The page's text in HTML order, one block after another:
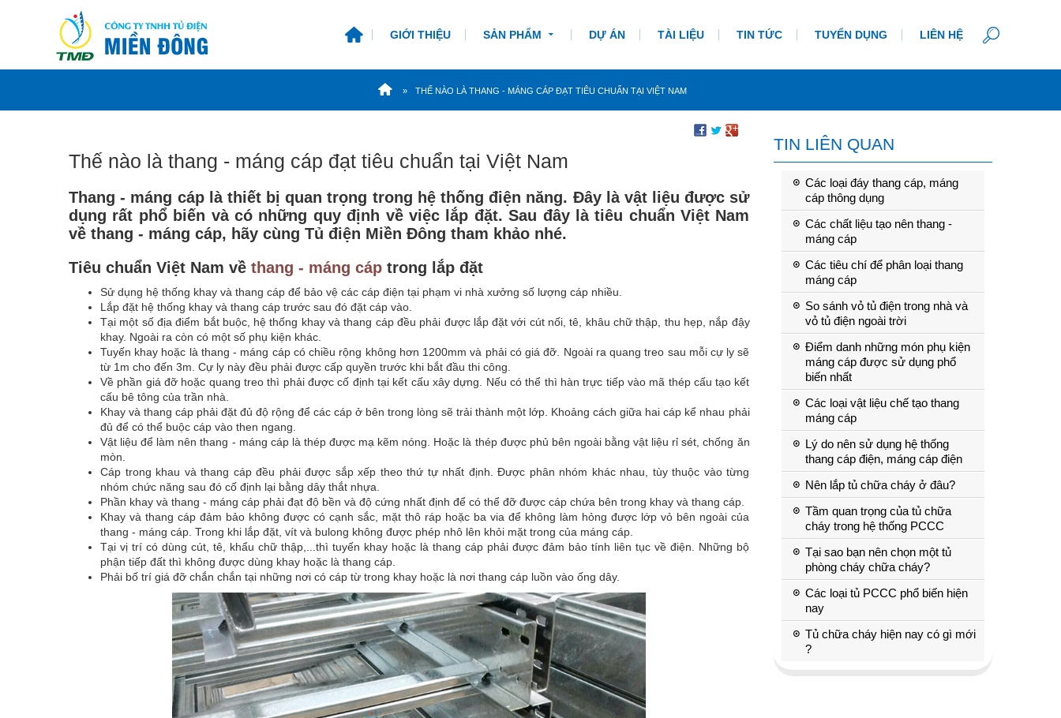
GIỚI THIỆU SẢN PHẨM DỰ ÁN TÀI LIỆU TIN TỨC TUYỂN DỤNG LIÊN HỆ
THẾ NÀO LÀ THANG - MÁNG CÁP ĐẠT TIÊU CHUẨN TẠI VIỆT NAM
Thế nào là thang - máng cáp đạt tiêu chuẩn tại Việt Nam
Thang - máng cáp là thiết bị quan trọng trong hệ thống điện năng. Đây là vật liệu được sử
dụng rất phổ biến và có những quy định về việc lắp đặt. Sau đây là tiêu chuẩn Việt Nam
về thang - máng cáp, hãy cùng Tủ điện Miền Đông tham khảo nhé.
Tiêu chuẩn Việt Nam về thang - máng cáp trong lắp đặt
Sử dụng hệ thống khay và thang cáp để bảo vệ các cáp điện tại phạm vi nhà xưởng số lượng cáp nhiều.
Lắp đặt hệ thống khay và thang cáp trước sau đó đặt cáp vào.
Tại một số địa điểm bắt buộc, hệ thống khay và thang cáp đều phải được lắp đặt với cút nối, tê, khâu chữ thập, thu hẹp, nắp đậy
khay. Ngoài ra còn có một số phụ kiện khác.
Tuyến khay hoặc là thang - máng cáp có chiều rộng không hơn 1200mm và phải có giá đỡ. Ngoài ra quang treo sau mỗi cự ly sẽ
từ 1m cho đến 3m. Cự ly này đều phải được cấp quyền trước khi bắt đầu thi công.
Về phần giá đỡ hoặc quang treo thì phải được cố định tại kết cấu xây dựng. Nếu có thể thì hàn trực tiếp vào mã thép cấu tạo kết
cấu bê tông của trần nhà.
Khay và thang cáp phải đặt đủ độ rộng để các cáp ở bên trong lòng sẽ trải thành một lớp. Khoảng cách giữa hai cáp kể nhau phải
đủ để có thể buộc cáp vào then ngang.
Vật liệu để làm nên thang - máng cáp là thép được mạ kẽm nóng. Hoặc là thép được phủ bên ngoài bằng vật liệu rỉ sét, chống ăn
mòn.
Cáp trong khau và thang cáp đều phải được sắp xếp theo thứ tự nhất định. Được phân nhóm khác nhau, tùy thuộc vào từng
nhóm chức năng sau đó cố định lại bằng dây thắt nhựa.
Phần khay và thang - máng cáp phải đạt độ bền và độ cứng nhất định để có thể đỡ được cáp chứa bên trong khay và thang cáp.
Khay và thang cáp đảm bảo không được có cạnh sắc, mặt thô ráp hoặc ba via để không làm hỏng được lớp vỏ bên ngoài của
thang - máng cáp. Trong khi lắp đặt, vít và bulong không được phép nhô lên khỏi mặt trong của máng cáp.
Tại vị trí có dùng cút, tê, khẩu chữ thập,...thì tuyến khay hoặc là thang cáp phải được đảm bảo tính liên tục về điện. Những bộ
phận tiếp đất thì không được dùng khay hoặc là thang cáp.
Phải bố trí giá đỡ chắn chắn tại những nơi có cáp từ trong khay hoặc là nơi thang cáp luồn vào ống dây.
TIN LIÊN QUAN
Các loại đáy thang cáp, máng
cáp thông dụng
Các chất liệu tạo nên thang -
máng cáp
Các tiêu chí để phân loại thang
máng cáp
So sánh vỏ tủ điện trong nhà và
vỏ tủ điện ngoài trời
Điểm danh những món phụ kiện
máng cáp được sử dụng phổ
biến nhất
Các loại vật liệu chế tạo thang
máng cáp
Lý do nên sử dụng hệ thống
thang cáp điện, máng cáp điện
Nên lắp tủ chữa cháy ở đâu?
Tầm quan trọng của tủ chữa
cháy trong hệ thống PCCC
Tại sao bạn nên chọn một tủ
phòng cháy chữa cháy?
Các loại tủ PCCC phổ biến hiện
nay
Tủ chữa cháy hiện nay có gì mới
?